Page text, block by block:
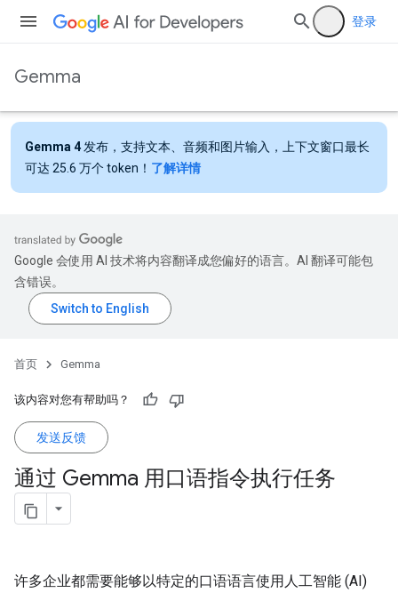
登录
Gemma
Gemma 4 发布，支持文本、音频和图片输入，上下文窗口最长
可达 25.6 万个 token！ 了解详情
Google 会使用 AI 技术将内容翻译成您偏好的语言。AI 翻译可能包
含错误。
首页 Gemma
该内容对您有帮助吗？
发送反馈
通过 Gemma 用口语指令执行任务
许多企业都需要能够以特定的口语语言使用人工智能 (AI)